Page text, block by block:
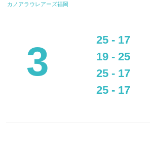
カノアラウレアーズ福岡
3
25 - 17
19 - 25
25 - 17
25 - 17